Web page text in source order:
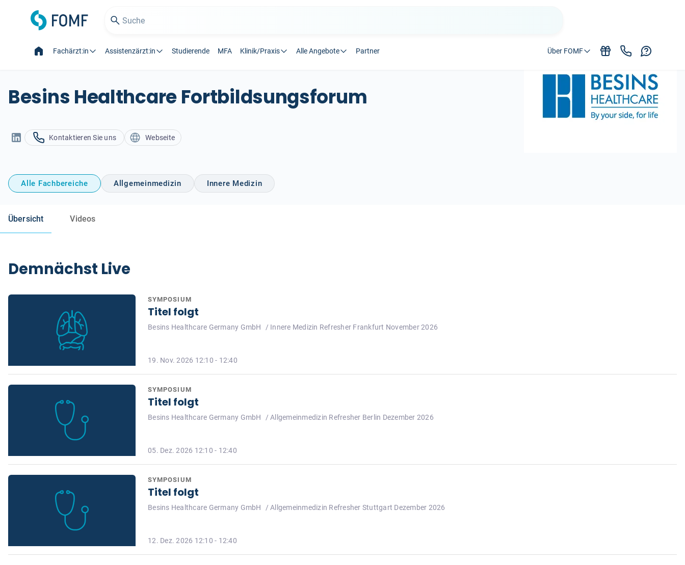
Fachärzt:in Assistenzärzt:in Studierende MFA Klinik/Praxis Alle Angebote Partner Über FOMF
Besins Healthcare Fortbildsungsforum
Kontaktieren Sie uns Webseite
Alle Fachbereiche Allgemeinmedizin Innere Medizin
Übersicht Videos
Demnächst Live
SYMPOSIUM
Titel folgt
Besins Healthcare Germany GmbH / Innere Medizin Refresher Frankfurt November 2026
19. Nov. 2026 12:10 - 12:40
SYMPOSIUM
Titel folgt
Besins Healthcare Germany GmbH / Allgemeinmedizin Refresher Berlin Dezember 2026
05. Dez. 2026 12:10 - 12:40
SYMPOSIUM
Titel folgt
Besins Healthcare Germany GmbH / Allgemeinmedizin Refresher Stuttgart Dezember 2026
12. Dez. 2026 12:10 - 12:40